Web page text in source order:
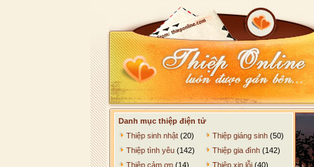
Danh mục thiệp điện tử
Thiệp sinh nhật (20) Thiệp giáng sinh (50)
Thiệp tình yêu (142) Thiệp gia đình (142)
Thiệp cảm ơn (14) Thiệp xin lỗi (40)